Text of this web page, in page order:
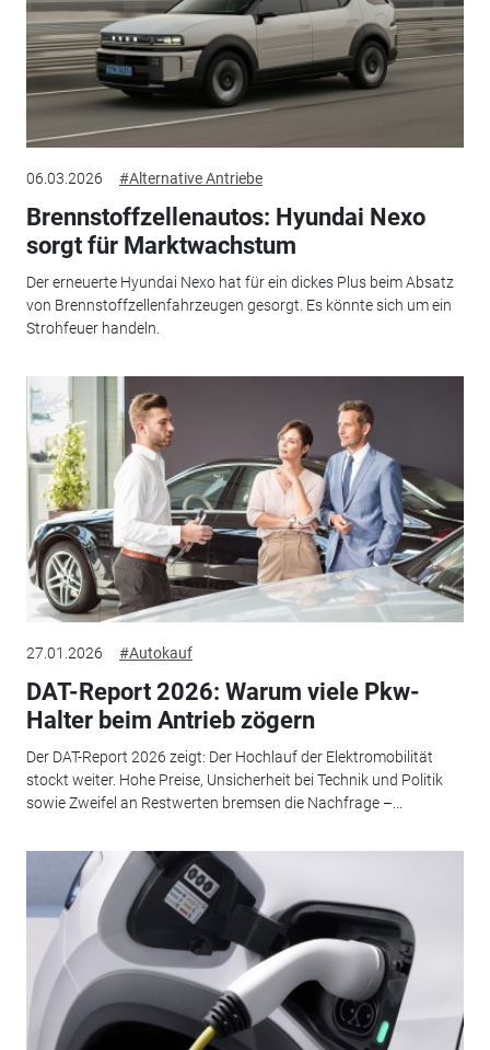
06.03.2026 #Alternative Antriebe
Brennstoffzellenautos: Hyundai Nexo
sorgt für Marktwachstum
Der erneuerte Hyundai Nexo hat für ein dickes Plus beim Absatz
von Brennstoffzellenfahrzeugen gesorgt. Es könnte sich um ein
Strohfeuer handeln.
27.01.2026 #Autokauf
DAT-Report 2026: Warum viele Pkw-
Halter beim Antrieb zögern
Der DAT-Report 2026 zeigt: Der Hochlauf der Elektromobilität
stockt weiter. Hohe Preise, Unsicherheit bei Technik und Politik
sowie Zweifel an Restwerten bremsen die Nachfrage –...